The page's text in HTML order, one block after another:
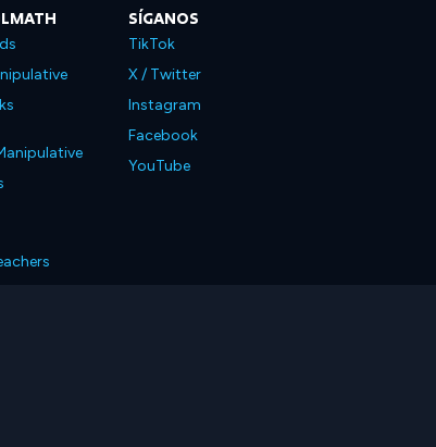
SÍGANOS
TikTok
X / Twitter
Instagram
Facebook
YouTube